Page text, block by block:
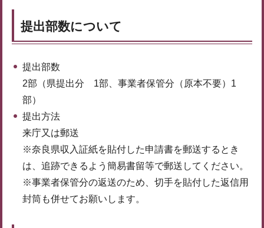
提出部数について
提出部数
2部（県提出分 1部、事業者保管分（原本不要）1
部）
提出方法
来庁又は郵送
※奈良県収入証紙を貼付した申請書を郵送するとき
は、追跡できるよう簡易書留等で郵送してください。
※事業者保管分の返送のため、切手を貼付した返信用
封筒も併せてお願いします。